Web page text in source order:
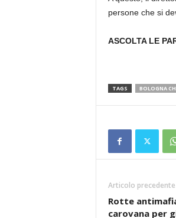
persone che si
ASCOLTA LE
TAGS BOLOGNA
Articolo precedente
Rotte
carovana per